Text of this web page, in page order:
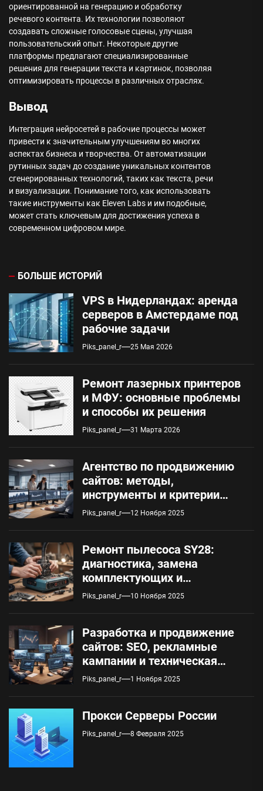
ориентированной на генерацию и обработку
речевого контента. Их технологии позволяют
создавать сложные голосовые сцены, улучшая
пользовательский опыт. Некоторые другие
платформы предлагают специализированные
решения для генерации текста и картинок, позволяя
оптимизировать процессы в различных отраслях.
Вывод
Интеграция нейросетей в рабочие процессы может
привести к значительным улучшениям во многих
аспектах бизнеса и творчества. От автоматизации
рутинных задач до создание уникальных контентов
сгенерированных технологий, таких как текста, речи
и визуализации. Понимание того, как использовать
такие инструменты как Eleven Labs и им подобные,
может стать ключевым для достижения успеха в
современном цифровом мире.
БОЛЬШЕ ИСТОРИЙ
VPS в Нидерландах: аренда
серверов в Амстердаме под
рабочие задачи
Piks_panel_r 25 Мая 2026
Ремонт лазерных принтеров
и МФУ: основные проблемы
и способы их решения
Piks_panel_r 31 Марта 2026
Агентство по продвижению
сайтов: методы,
инструменты и критерии
оценки
Piks_panel_r 12 Ноября 2025
Ремонт пылесоса SY28:
диагностика, замена
комплектующих и
обслуживание
Piks_panel_r 10 Ноября 2025
Разработка и продвижение
сайтов: SEO, рекламные
кампании и техническая
поддержка
Piks_panel_r 1 Ноября 2025
Прокси Серверы России
Piks_panel_r 8 Февраля 2025